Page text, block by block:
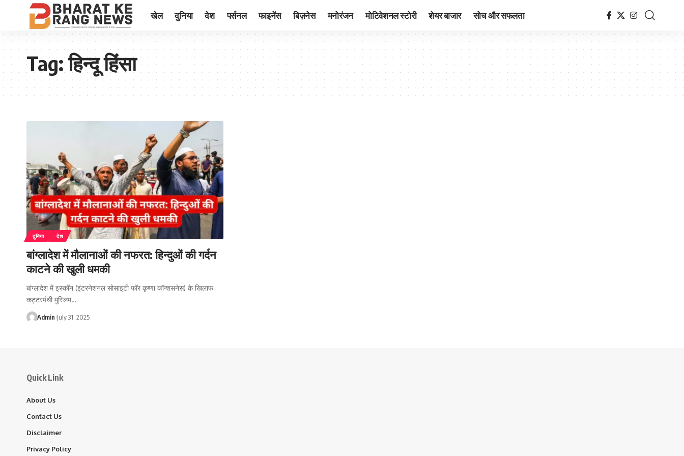
खेल दुनिया देश पर्सनल फाइनेंस बिज़नेस मनोरंजन मोटिवेशनल स्टोरी शेयर बाजार सोच और सफलता
Tag:हिन्दू हिंसा
दुनिया देश
बांग्लादेश में मौलानाओं की नफरत: हिन्दुओं की गर्दन
काटने की खुली धमकी
बांग्लादेश में इस्कॉन (इंटरनेशनल सोसाइटी फॉर कृष्णा कॉन्शसनेस) के खिलाफ
कट्टरपंथी मुस्लिम…
Admin July 31, 2025
Quick Link
About Us
Contact Us
Disclaimer
Privacy Policy